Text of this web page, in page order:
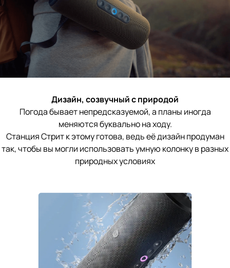
Дизайн, созвучный с природой
Погода бывает непредсказуемой, а планы иногда
меняются буквально на ходу.
Станция Стрит к этому готова, ведь её дизайн продуман
так, чтобы вы могли использовать умную колонку в разных
природных условиях